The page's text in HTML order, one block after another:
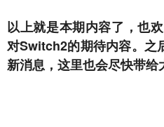
以上就是本期内容了，也
对Switch2的期待内容。之
新消息，这里也会尽快带给